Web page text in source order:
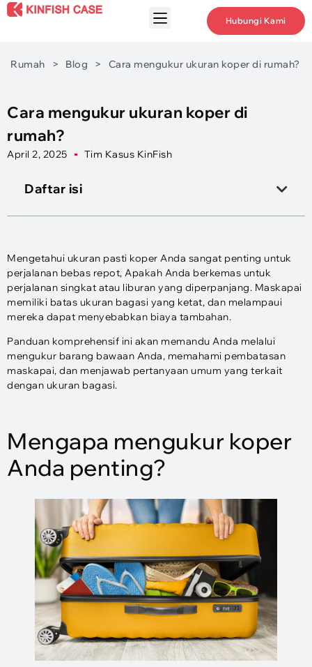
Hubungi Kami
Rumah > Blog > Cara mengukur ukuran koper di rumah?
Cara mengukur ukuran koper di
rumah?
April 2, 2025 Tim Kasus KinFish
Daftar isi
Mengetahui ukuran pasti koper Anda sangat penting untuk
perjalanan bebas repot, Apakah Anda berkemas untuk
perjalanan singkat atau liburan yang diperpanjang. Maskapai
memiliki batas ukuran bagasi yang ketat, dan melampaui
mereka dapat menyebabkan biaya tambahan.
Panduan komprehensif ini akan memandu Anda melalui
mengukur barang bawaan Anda, memahami pembatasan
maskapai, dan menjawab pertanyaan umum yang terkait
dengan ukuran bagasi.
Mengapa mengukur koper
Anda penting?